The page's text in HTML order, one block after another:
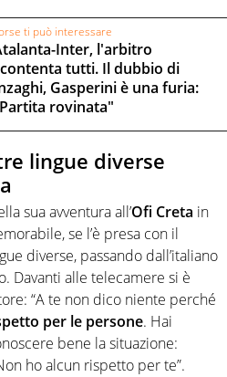
ti può interessare
Inter, l'arbitro
tutti. Il dubbio di
Gasperini è una furia:
rovinata"
lingue diverse
sua avventura all’Ofi Creta in
se l’è presa con il
diverse, passando dall’italiano
Davanti alle telecamere si è
“A te non dico niente perché
per le persone. Hai
bene la situazione:
ho alcun rispetto per te”.